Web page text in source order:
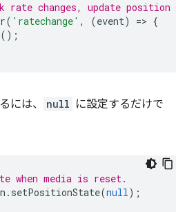
rate changes, update
( 'ratechange' , (event) => {
();
には、 null に設定するだけで
when media is reset.
. setPositionState(null);